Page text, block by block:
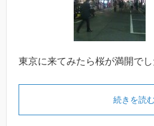
東京に来てみたら桜が満開でし
続きを読